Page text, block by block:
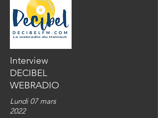
Interview
DECIBEL
WEBRADIO
Lundi 07 mars
2022